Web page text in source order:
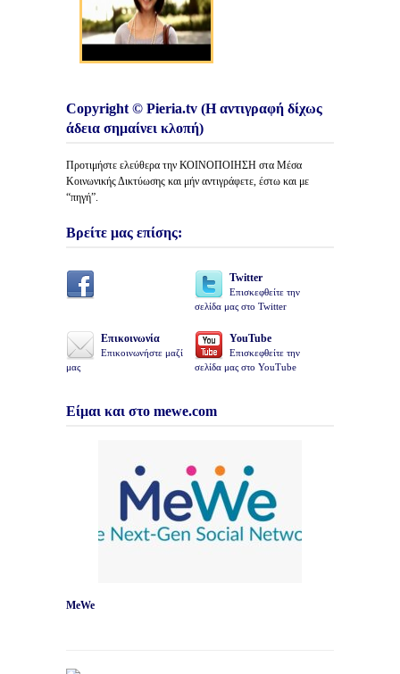
Copyright © Pieria.tv (Η αντιγραφή δίχως
άδεια σημαίνει κλοπή)
Προτιμήστε ελεύθερα την ΚΟΙΝΟΠΟΙΗΣΗ στα Μέσα
Κοινωνικής Δικτύωσης και μήν αντιγράφετε, έστω και με
“πηγή”.
Βρείτε μας επίσης:
Twitter
Επισκεφθείτε την
σελίδα μας στο Twitter
Επικοινωνία
Επικοινωνήστε μαζί
μας
YouTube
Επισκεφθείτε την
σελίδα μας στο YouTube
Είμαι και στο mewe.com
MeWe